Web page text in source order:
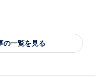
の一覧を見る